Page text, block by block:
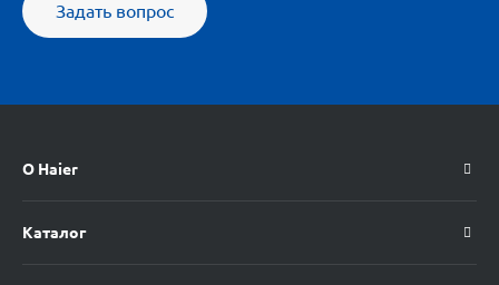
Задать вопрос
О Haier
Каталог